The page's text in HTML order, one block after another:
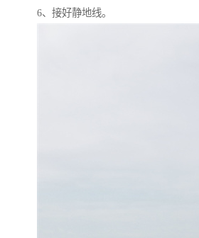
6、接好静地线。